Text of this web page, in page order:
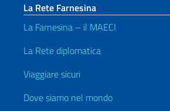
La Rete Farnesina
La Farnesina – il MAECI
La Rete diplomatica
Viaggiare sicuri
Dove siamo nel mondo